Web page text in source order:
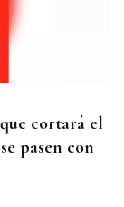
cortará el
pasen con